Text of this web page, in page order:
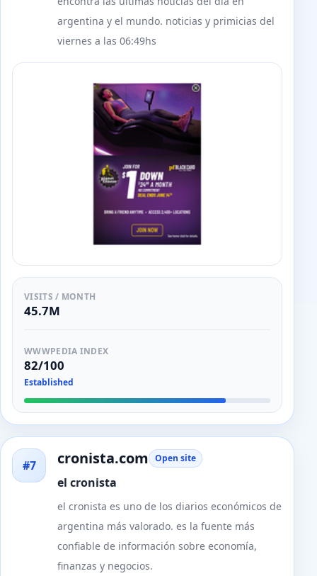
argentina y el mundo. noticias y primicias del
viernes a las 06:49hs
VISITS / MONTH
45.7M
WWWPEDIA INDEX
82/100
Established
#7 cronista.com Open site
el cronista
el cronista es uno de los diarios económicos de
argentina más valorado. es la fuente más
confiable de información sobre economía,
finanzas y negocios.